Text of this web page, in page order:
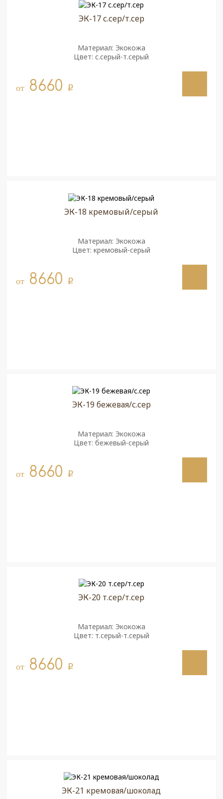
ЭК-17 с.сер/т.сер
Материал: Экокожа
Цвет: с.серый-т.серый
от8660 q
ЭК-18 кремовый/серый
Материал: Экокожа
Цвет: кремовый-серый
от8660 q
ЭК-19 бежевая/с.сер
Материал: Экокожа
Цвет: бежевый-серый
от8660 q
ЭК-20 т.сер/т.сер
Материал: Экокожа
Цвет: т.серый-т.серый
от8660 q
ЭК-21 кремовая/шоколад